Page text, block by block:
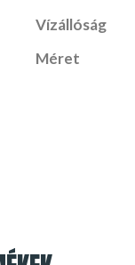
Vízállóság
Méret